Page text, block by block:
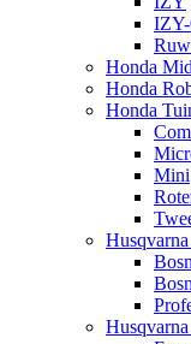
Honda
Honda
Honda
Mini